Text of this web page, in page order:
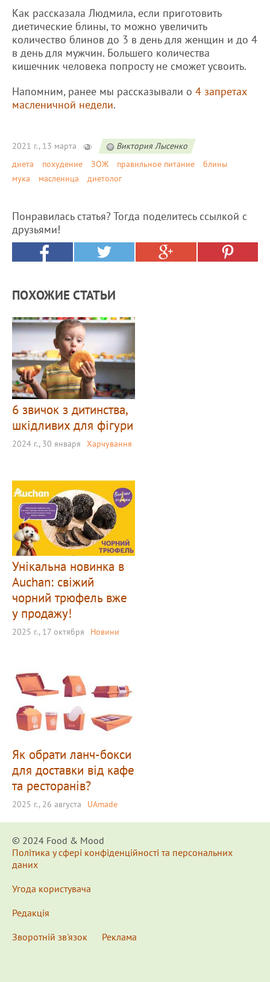
Как рассказала Людмила, если приготовить
диетические блины, то можно увеличить
количество блинов до 3 в день для женщин и до 4
в день для мужчин. Большего количества
кишечник человека попросту не сможет усвоить.
Напомним, ранее мы рассказывали о 4 запретах
масленичной недели.
2021 г., 13 марта
Виктория Лысенко
диета
похудение ЗОЖ правильное питание
блины
мука
масленица диетолог
Понравилась статья? Тогда поделитесь ссылкой с
друзьями!
ПОХОЖИЕ СТАТЬИ
6 звичок з дитинства,
шкідливих для фігури
2024 г., 30 января Харчування
Унікальна новинка в
Auchan: свіжий
чорний трюфель вже
у продажу!
2025 г., 17 октября Новини
Як обрати ланч-бокси
для доставки від кафе
та ресторанів?
2025 г., 26 августа UAmade
© 2024 Food & Мood
Політика у сфері конфіденційності та персональних
даних
Угода користувача
Редакція
Зворотній зв'язок
Реклама